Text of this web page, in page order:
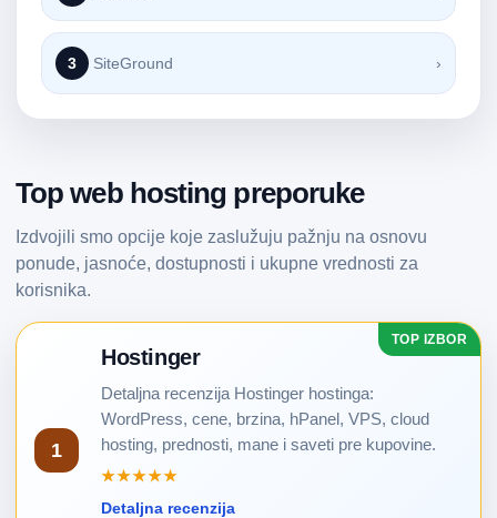
3 SiteGround ›
Top web hosting preporuke
Izdvojili smo opcije koje zaslužuju pažnju na osnovu
ponude, jasnoće, dostupnosti i ukupne vrednosti za
korisnika.
1
Hostinger
Detaljna recenzija Hostinger hostinga:
WordPress, cene, brzina, hPanel, VPS, cloud
hosting, prednosti, mane i saveti pre kupovine.
★★★★★
Detaljna recenzija